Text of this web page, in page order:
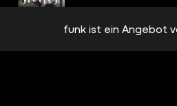
43 Min.
funk ist ein Angebot